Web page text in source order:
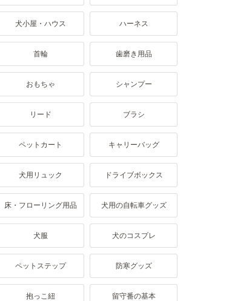
犬小屋・ハウス ハーネス
首輪 歯磨き用品
おもちゃ シャンプー
リード ブラシ
ペットカート キャリーバッグ
犬用リュック ドライブボックス
床・フローリング用品 犬用の自転車グッズ
犬服 犬のコスプレ
ペットステップ 防寒グッズ
抱っこ紐 留守番の基本